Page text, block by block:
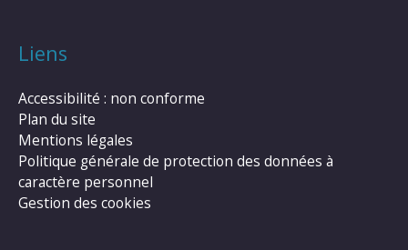
Liens
Accessibilité : non conforme
Plan du site
Mentions légales
Politique générale de protection des données à
caractère personnel
Gestion des cookies